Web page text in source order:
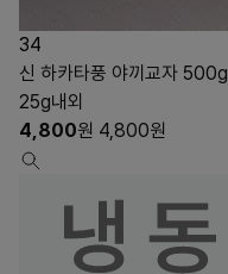
34
신 하카타풍 야끼교자 500g
25g내외
4,800원 4,800원